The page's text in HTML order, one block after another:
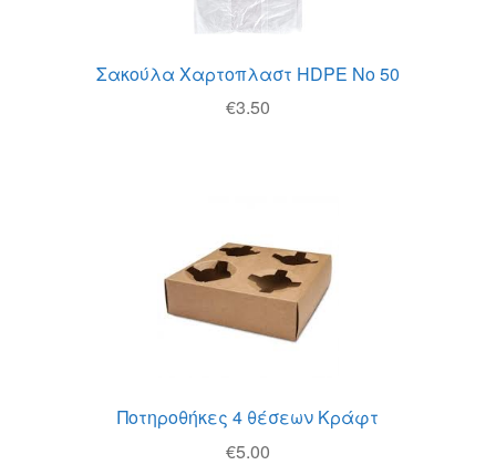
Σακούλα Χαρτοπλαστ HDPE Νο 50
€3.50
Ποτηροθήκες 4 θέσεων Κράφτ
€5.00